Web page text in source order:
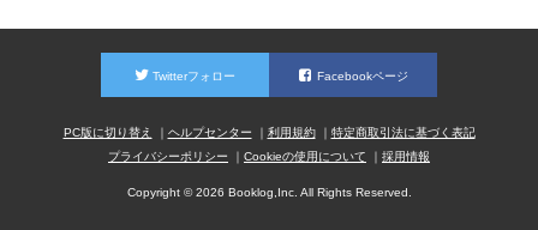
Twitterフォロー Facebookページ
PC版に切り替え ヘルプセンター 利用規約
特定商取引法に基づく表記
プライバシーポリシー
Cookieの使用について 採用情報
Copyright © 2026 Booklog,Inc. All Rights Reserved.